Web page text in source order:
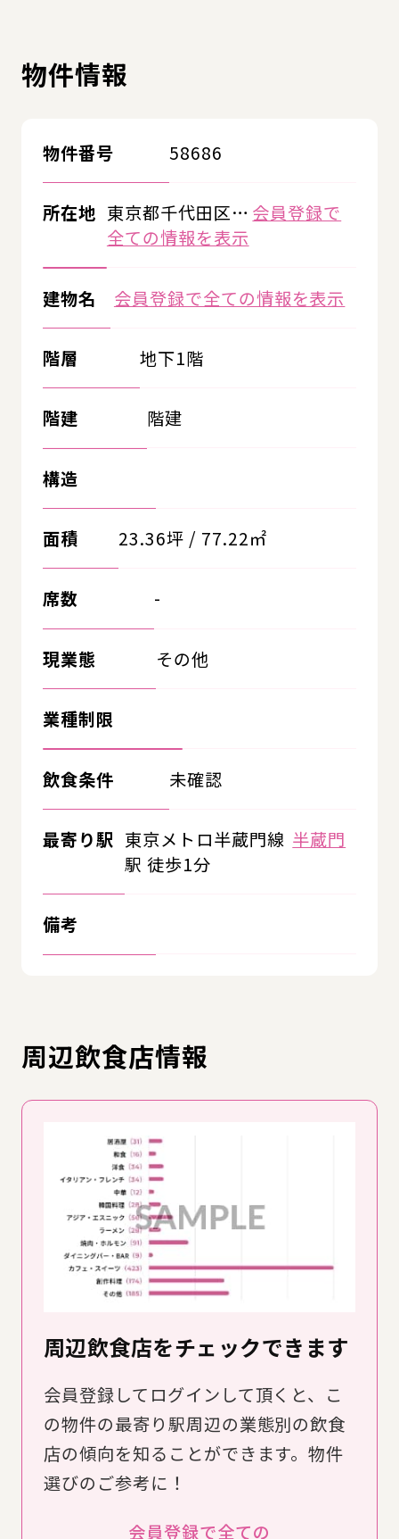
物件情報
物件番号 58686
所在地 東京都千代田区… 会員登録で
全ての情報を表示
建物名 会員登録で全ての情報を表示
階層 地下1階
階建 階建
構造
面積 23.36坪 / 77.22㎡
席数 -
現業態 その他
業種制限
飲食条件 未確認
最寄り駅 東京メトロ半蔵門線 半蔵門
駅 徒歩1分
備考
周辺飲食店情報
周辺飲食店をチェックできます
会員登録してログインして頂くと、こ
の物件の最寄り駅周辺の業態別の飲食
店の傾向を知ることができます。物件
選びのご参考に！
会員登録で全ての